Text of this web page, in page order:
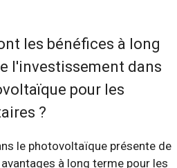
les bénéfices à long
l'investissement dans
pour les
?
le photovoltaïque présente de
à long terme pour les